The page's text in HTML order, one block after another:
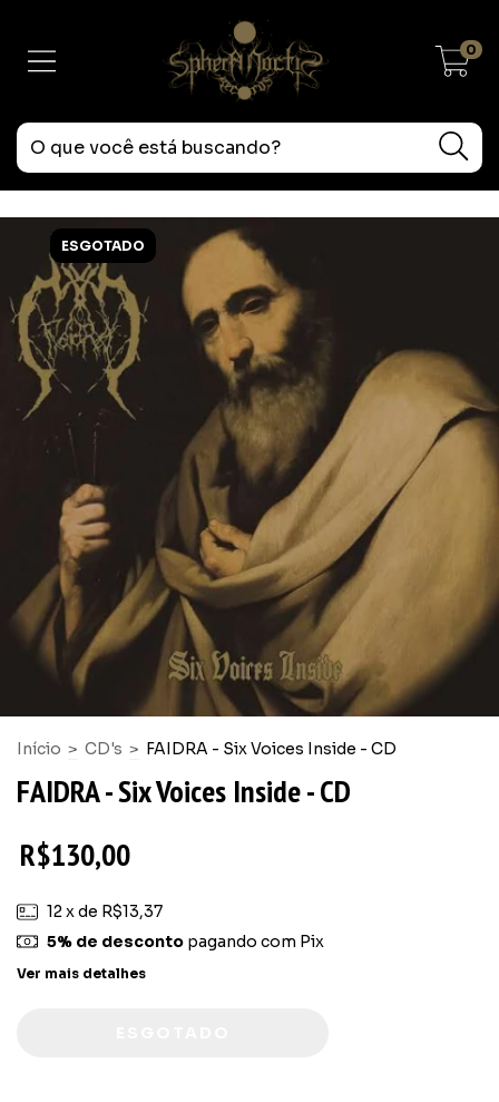
0
ESGOTADO
Início > CD's > FAIDRA - Six Voices Inside - CD
FAIDRA - Six Voices Inside - CD
R$130,00
12x de R$13,37
5% de descontopagando com Pix
Ver mais detalhes